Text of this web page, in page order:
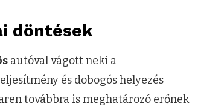
döntések
autóval vágott neki a
és dobogós helyezés
továbbra is meghatározó erőnek